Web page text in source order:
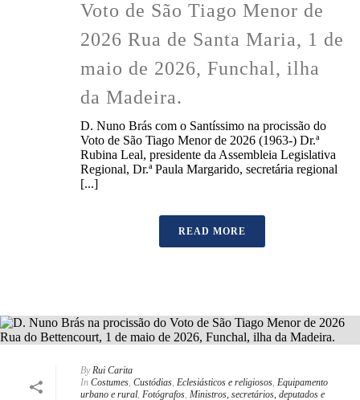
Voto de São Tiago Menor de
2026 Rua de Santa Maria, 1 de
maio de 2026, Funchal, ilha
da Madeira.
D. Nuno Brás com o Santíssimo na procissão do
Voto de São Tiago Menor de 2026 (1963-) Dr.ª
Rubina Leal, presidente da Assembleia Legislativa
Regional, Dr.ª Paula Margarido, secretária regional
[...]
READ MORE
By Rui Carita
In Costumes, Custódias, Eclesiásticos e religiosos, Equipamento
urbano e rural, Fotógrafos, Ministros, secretários, deputados e